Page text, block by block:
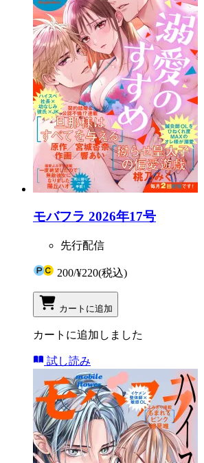
モバフラ 2026年17号
先行配信
200/¥220(税込)
カートに追加
カートに追加しました
試し読み